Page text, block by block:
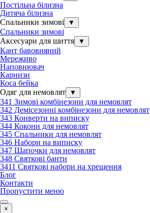
Постільна білизна
Дитяча білизна
Спальники зимові
▼
Спальники зимові
Аксесуари для шиття
▼
Кант бавовняний
Мереживо
Наповнювач
Карнизи
Коса бейка
Одяг для немовлят
▼
341 Зимові комбінезони для немовлят
342 Демісезонні комбінезони для немовлят
343 Конверти на виписку
344 Кокони для немовлят
345 Спальники для немовлят
346 Набори на виписку
347 Шапочки для немовлят
348 Святкові банти
3411 Святкові набори на хрещення
Блог
Контакти
Пропустити меню
×